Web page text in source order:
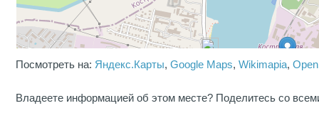
Посмотреть на: Яндекс.Карты,Google Maps,Wikimapia,
Владеете информацией об этом месте? Поделитесь со